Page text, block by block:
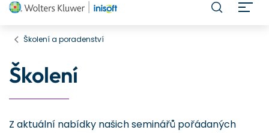
Školení a poradenství
Školení
Z aktuální nabídky našich seminářů pořádaných